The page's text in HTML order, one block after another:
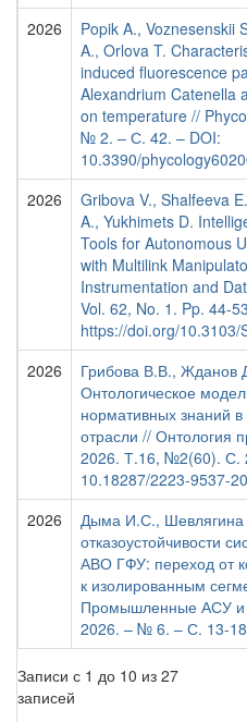
2026
Popik A., Voznesenskii
A., Orlova T.
induced fluorescence
Alexandrium Catenella
on temperature //
№ 2. – С. 42. – DOI:
10.3390/
2026
Gribova V., Shalfeeva
A., Yukhimets D.
Tools for Autonomous
with Multilink
Instrumentation and
Vol. 62, No. 1. Pp. 44-
https://doi.org/
2026
Грибова В.В., Жданов
Онтологическое
нормативных знаний в
отрасли // Онтология
2026. Т.16, №2(60). С.
10.18287/2223-9537-
2026
Дыма И.С.,
отказоустойчивости
АВО ГФУ: переход от
к изолированным
Промышленные АСУ и
2026. – № 6. – С. 13-
Записи с 1 до 10 из 27
записей